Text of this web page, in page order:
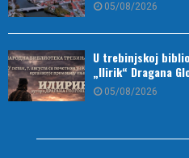
05/08/2026
U trebinjskoj
„Ilirik“ Dragana
05/08/2026